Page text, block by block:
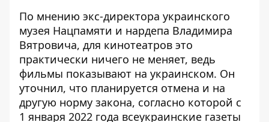
По мнению экс-директора украинского
музея Нацпамяти и нардепа Владимира
Вятровича, для кинотеатров это
практически ничего не меняет, ведь
фильмы показывают на украинском. Он
уточнил, что планируется отмена и на
другую норму закона, согласно которой с
1 января 2022 года всеукраинские газеты